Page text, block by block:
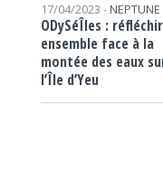
17/04/2023 - NEPTUNE
ODySéÎles : réfléchir
ensemble face à la
montée des eaux
l’Île d’Yeu